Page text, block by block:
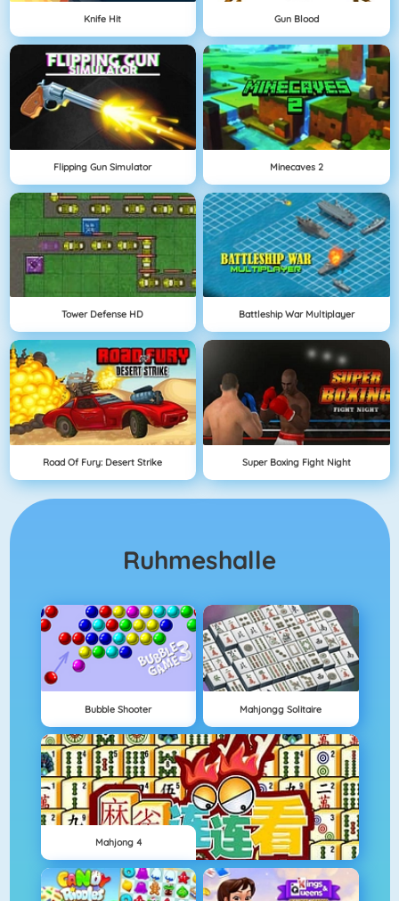
Knife Hit Gun Blood
Flipping Gun Simulator Minecaves 2
Tower Defense HD Battleship War Multiplayer
Road Of Fury: Desert Strike Super Boxing Fight Night
Ruhmeshalle
Bubble Shooter Mahjongg Solitaire
Mahjong 4